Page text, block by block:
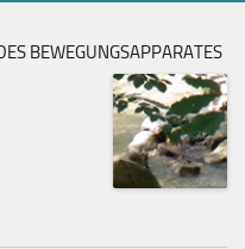
BEWEGUNGSAPPARATES